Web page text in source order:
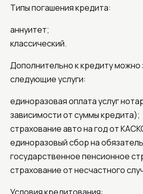
Типы погашения кредита:
аннуитет;
классический.
Дополнительно к кредиту можно
следующие услуги:
единоразовая оплата услуг
зависимости от суммы кредита);
страхование авто на год от
единоразовый сбор на
государственное пенсионное
страхование от несчастного